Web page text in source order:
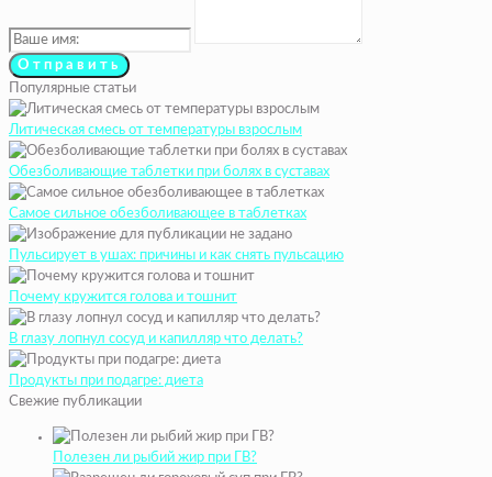
Популярные статьи
Литическая смесь от температуры взрослым
Обезболивающие таблетки при болях в суставах
Самое сильное обезболивающее в таблетках
Пульсирует в ушах: причины и как снять пульсацию
Почему кружится голова и тошнит
В глазу лопнул сосуд и капилляр что делать?
Продукты при подагре: диета
Свежие публикации
Полезен ли рыбий жир при ГВ?